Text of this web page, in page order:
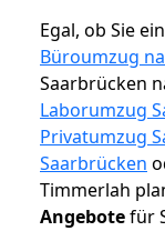
Egal, ob Sie
Büroumzug
Saarbrücken
Laborumzug
Privatumzug
Saarbrücken
Timmerlah
Angebotefür